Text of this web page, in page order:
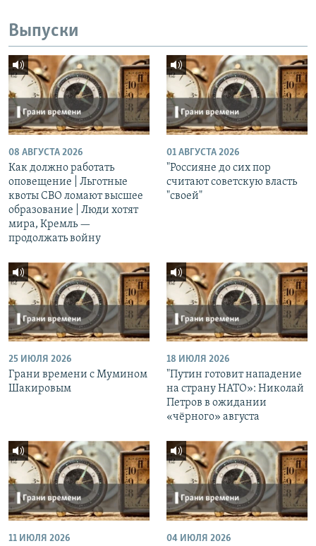
Выпуски
08 АВГУСТА 2026
Как должно работать
оповещение | Льготные
квоты СВО ломают высшее
образование | Люди хотят
мира, Кремль —
продолжать войну
01 АВГУСТА 2026
"Россияне до сих пор
считают советскую власть
"своей"
25 ИЮЛЯ 2026
Грани времени с Мумином
Шакировым
18 ИЮЛЯ 2026
"Путин готовит нападение
на страну НАТО»: Николай
Петров в ожидании
«чёрного» августа
11 ИЮЛЯ 2026 04 ИЮЛЯ 2026